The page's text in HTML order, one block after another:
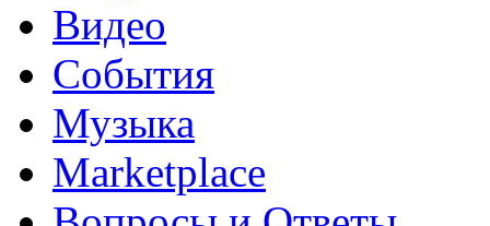
Видео
События
Музыка
Marketplace